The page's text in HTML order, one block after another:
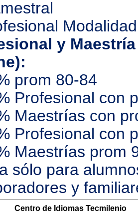
y
prom 80-84
Profesional con
Maestrías con
Profesional con
Maestrías prom
sólo para
y
Centro de Idiomas Tecmilenio